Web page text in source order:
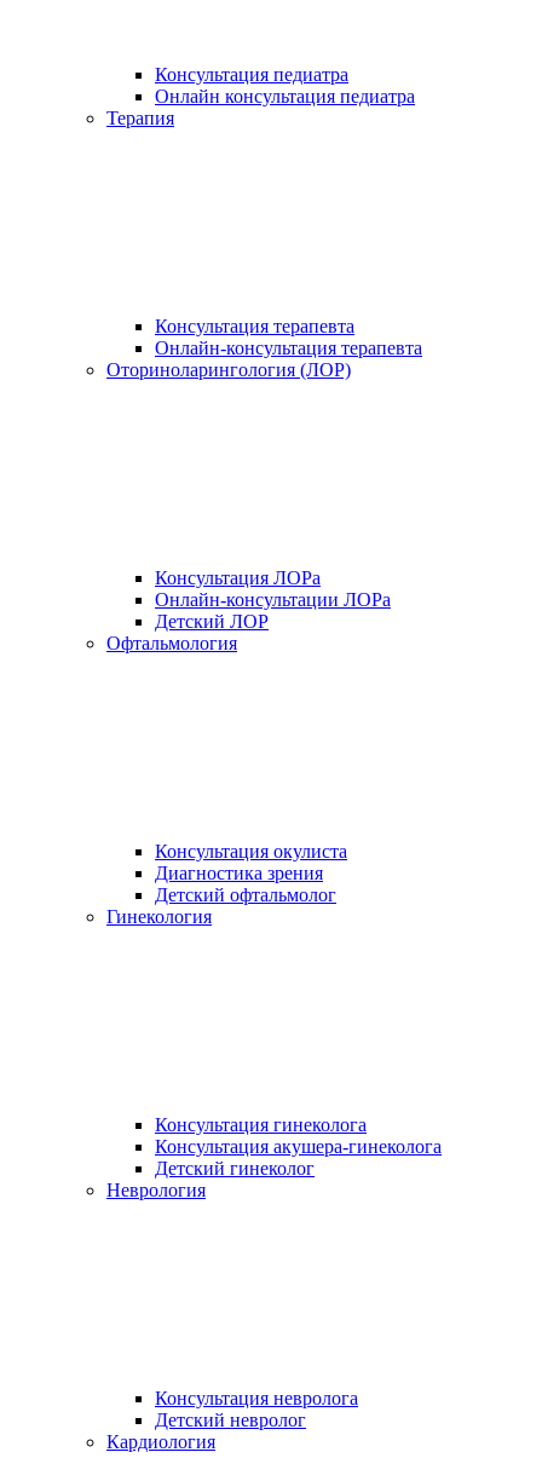
Консультация педиатра
Онлайн консультация педиатра
Терапия
Консультация терапевта
Онлайн-консультация терапевта
Оториноларингология (ЛОР)
Консультация ЛОРа
Онлайн-консультации ЛОРа
Детский ЛОР
Офтальмология
Консультация окулиста
Диагностика зрения
Детский офтальмолог
Гинекология
Консультация гинеколога
Консультация акушера-гинеколога
Детский гинеколог
Неврология
Консультация невролога
Детский невролог
Кардиология